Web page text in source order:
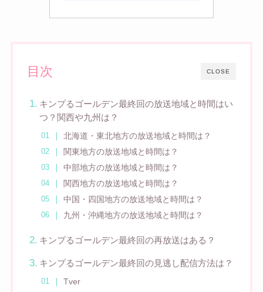
CLOSE
目次
キンプるゴールデン最終回の放送地域と時間はい
つ？関西や九州は？
北海道・東北地方の放送地域と時間は？
関東地方の放送地域と時間は？
中部地方の放送地域と時間は？
関西地方の放送地域と時間は？
中国・四国地方の放送地域と時間は？
九州・沖縄地方の放送地域と時間は？
キンプるゴールデン最終回の再放送はある？
キンプるゴールデン最終回の見逃し配信方法は？
Tver